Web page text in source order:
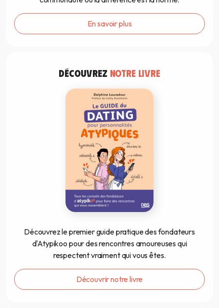
En savoir plus
DÉCOUVREZ NOTRE LIVRE
Découvrez le premier guide pratique des fondateurs
d'Atypikoo pour des rencontres amoureuses qui
respectent vraiment qui vous êtes.
Découvrir notre livre